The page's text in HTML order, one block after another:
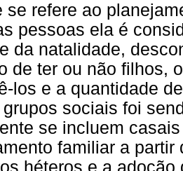
se refere ao
pessoas ela é
da natalidade,
de ter ou não filhos,
los e a quantidade
sociais foi
se incluem
familiar a
héteros e a adoção